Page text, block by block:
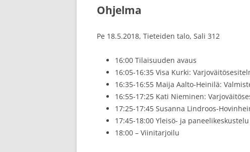
Ohjelma
Pe 18.5.2018, Tieteiden talo, Sali 312
16:00 Tilaisuuden avaus
16:05-16:35 Visa Kurki:
16:35-16:55 Maija Aalto-Heinilä:
16:55-17:25 Kati Nieminen:
17:25-17:45 Susanna Lindroos-
17:45-18:00 Yleisö- ja
18:00 – Viinitarjoilu